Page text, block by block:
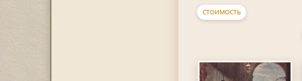
СТОИМОСТЬ